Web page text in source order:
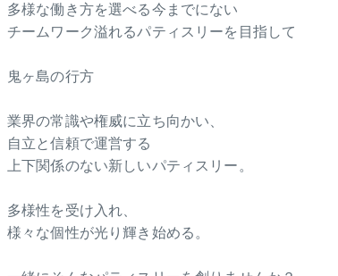
多様な働き方を選べる今までにない
チームワーク溢れるパティスリーを目指して
鬼ヶ島の行方
業界の常識や権威に立ち向かい、
自立と信頼で運営する
上下関係のない新しいパティスリー。
多様性を受け入れ、
様々な個性が光り輝き始める。